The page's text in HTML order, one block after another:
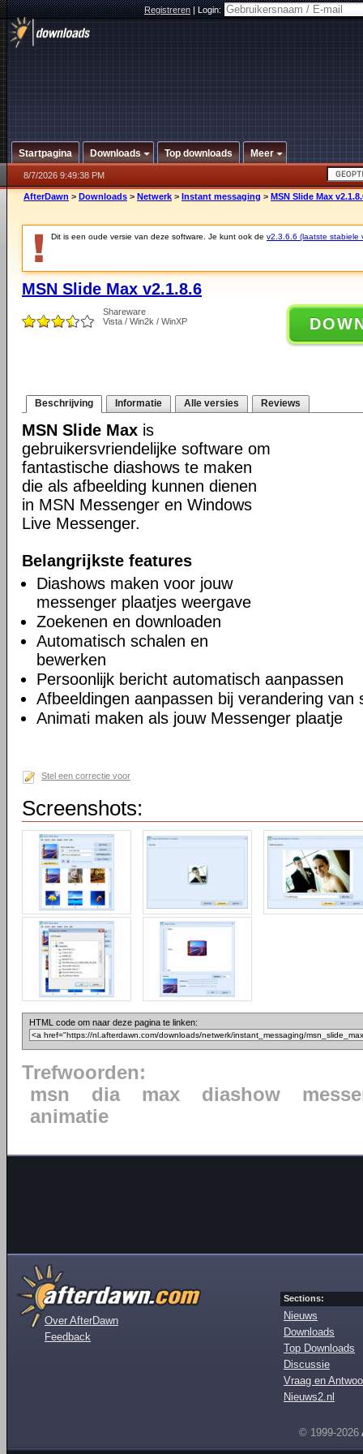
Registreren|Login:
Startpagina Downloads Top downloads Meer
8/7/2026 9:49:38 PM
AfterDawn > Downloads > Netwerk > Instant messaging > MSN Slide Max
Dit is een oude versie van deze software. Je kunt ook de v2.3.6.6 (laatste stabiele
MSN Slide Max v2.1.8.6
Shareware
Vista / Win2k / WinXP
Beschrijving Informatie Alle versies Reviews
MSN Slide Max is
gebruikersvriendelijke software om
fantastische diashows te maken
die als afbeelding kunnen dienen
in MSN Messenger en Windows
Live Messenger.
Belangrijkste features
Diashows maken voor jouw
messenger plaatjes weergave
Zoekenen en downloaden
Automatisch schalen en
bewerken
Persoonlijk bericht automatisch aanpassen
Afbeeldingen aanpassen bij verandering van
Animati maken als jouw Messenger plaatje
Stel een correctie voor
Screenshots:
HTML code om naar deze pagina te linken:
Trefwoorden:
msn
dia max diashow
animatie
Over AfterDawn
Feedback
Sections:
Nieuws
Downloads
Top Downloads
Discussie
Vraag en
Nieuws2.nl
© 1999-2026